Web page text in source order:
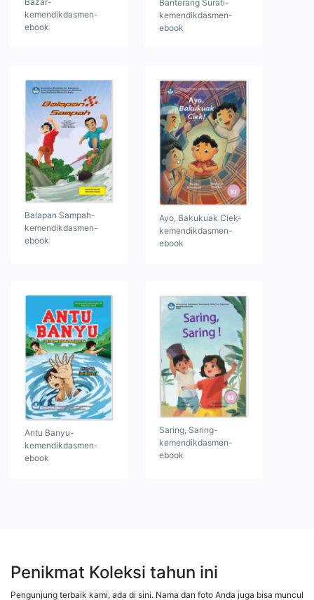
kemendikdasmen-
ebook
Banterang Surati-
kemendikdasmen-
ebook
Balapan Sampah-
kemendikdasmen-
ebook
Ayo, Bakukuak Ciek-
kemendikdasmen-
ebook
Antu Banyu-
kemendikdasmen-
ebook
Saring, Saring-
kemendikdasmen-
ebook
Penikmat Koleksi tahun ini
Pengunjung terbaik kami, ada di sini. Nama dan foto Anda juga bisa muncul